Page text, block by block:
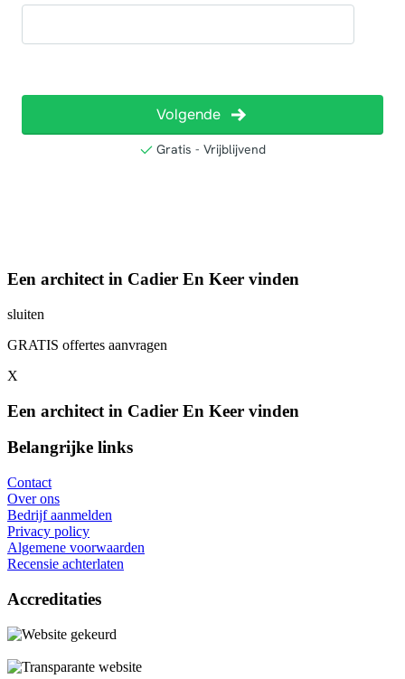
Een architect in Cadier En Keer vinden
sluiten
GRATIS offertes aanvragen
X
Een architect in Cadier En Keer vinden
Belangrijke links
Contact
Over ons
Bedrijf aanmelden
Privacy policy
Algemene voorwaarden
Recensie achterlaten
Accreditaties